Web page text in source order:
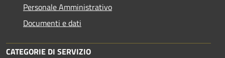
Personale Amministrativo
Documenti e dati
CATEGORIE DI SERVIZIO